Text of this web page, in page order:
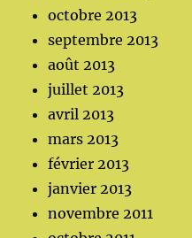
octobre 2013
septembre 2013
août 2013
juillet 2013
avril 2013
mars 2013
février 2013
janvier 2013
novembre 2011